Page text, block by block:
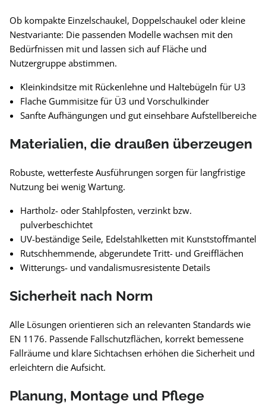
Ob kompakte Einzelschaukel, Doppelschaukel oder kleine
Nestvariante: Die passenden Modelle wachsen mit den
Bedürfnissen mit und lassen sich auf Fläche und
Nutzergruppe abstimmen.
Kleinkindsitze mit Rückenlehne und Haltebügeln für U3
Flache Gummisitze für Ü3 und Vorschulkinder
Sanfte Aufhängungen und gut einsehbare Aufstellbereiche
Materialien, die draußen überzeugen
Robuste, wetterfeste Ausführungen sorgen für langfristige
Nutzung bei wenig Wartung.
Hartholz- oder Stahlpfosten, verzinkt bzw.
pulverbeschichtet
UV-beständige Seile, Edelstahlketten mit Kunststoffmantel
Rutschhemmende, abgerundete Tritt- und Greifflächen
Witterungs- und vandalismusresistente Details
Sicherheit nach Norm
Alle Lösungen orientieren sich an relevanten Standards wie
EN 1176. Passende Fallschutzflächen, korrekt bemessene
Fallräume und klare Sichtachsen erhöhen die Sicherheit und
erleichtern die Aufsicht.
Planung, Montage und Pflege